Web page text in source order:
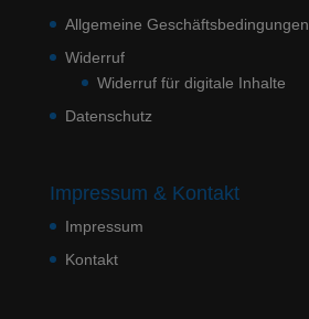
Allgemeine Geschäftsbedingungen
Widerruf
Widerruf für digitale Inhalte
Datenschutz
Impressum & Kontakt
Impressum
Kontakt